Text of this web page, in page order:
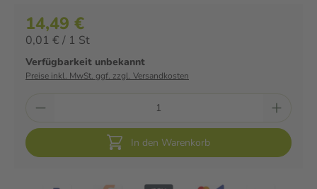
14,49 €
0,01 € / 1 St
Verfügbarkeit unbekannt
Preise inkl. MwSt. ggf. zzgl. Versandkosten
In den Warenkorb